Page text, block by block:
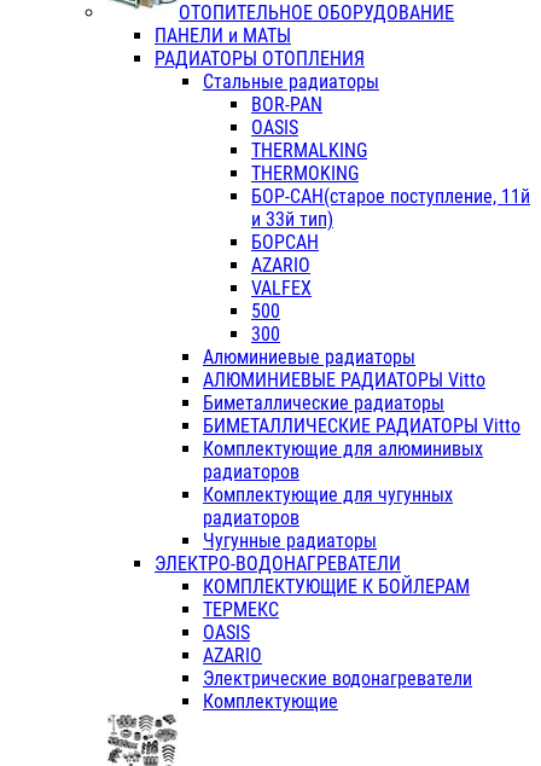
ОТОПИТЕЛЬНОЕ ОБОРУДОВАНИЕ
ПАНЕЛИ и МАТЫ
РАДИАТОРЫ ОТОПЛЕНИЯ
Стальные радиаторы
BOR-PAN
OASIS
THERMALKING
THERMOKING
БОР-САН(старое поступление, 11й
и 33й тип)
БОРСАН
AZARIO
VALFEX
500
300
Алюминиевые радиаторы
АЛЮМИНИЕВЫЕ РАДИАТОРЫ Vitto
Биметаллические радиаторы
БИМЕТАЛЛИЧЕСКИЕ РАДИАТОРЫ Vitto
Комплектующие для алюминивых
радиаторов
Комплектующие для чугунных
радиаторов
Чугунные радиаторы
ЭЛЕКТРО-ВОДОНАГРЕВАТЕЛИ
КОМПЛЕКТУЮЩИЕ К БОЙЛЕРАМ
ТЕРМЕКС
OASIS
AZARIO
Электрические водонагреватели
Комплектующие